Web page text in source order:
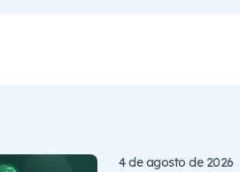
4 de agosto de 2026